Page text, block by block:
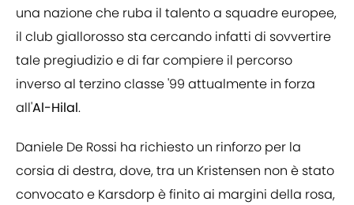
una nazione che ruba il talento a squadre europee,
il club giallorosso sta cercando infatti di sovvertire
tale pregiudizio e di far compiere il percorso
inverso al terzino classe '99 attualmente in forza
all'Al-Hilal.
Daniele De Rossi ha richiesto un rinforzo per la
corsia di destra, dove, tra un Kristensen non è stato
convocato e Karsdorp è finito ai margini della rosa,